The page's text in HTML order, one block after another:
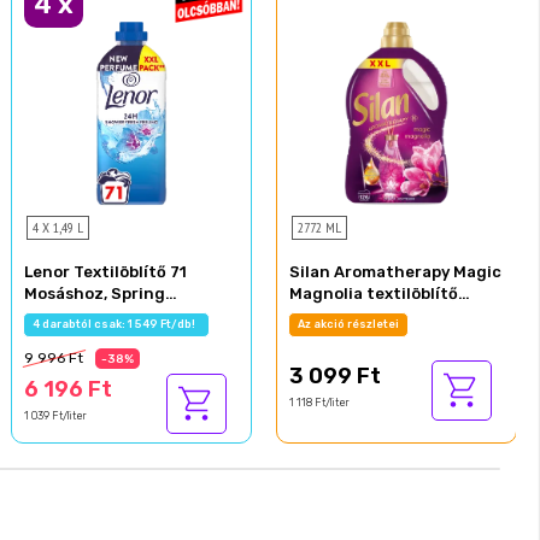
4 X 1,49 L
Lenor Textilöblítő 71
Mosáshoz, Spring
Awakening
4 darabtól csak: 1 549 Ft/db!
9 996 Ft -38%
6 196 Ft
1 039 Ft/liter
2772 ML
Silan Aromatherapy Magic
Magnolia textilöblítő
koncentrátum 126 mosás
2772 ml
Az akció részletei
3 099 Ft
1 118 Ft/liter